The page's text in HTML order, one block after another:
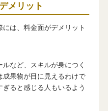
メリット
は、料金面がデメリット
など、スキルが身につく
果物が目に見えるわけで
ると感じる人もいるよう